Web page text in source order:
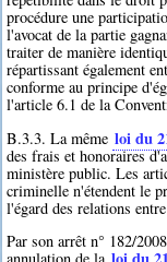
procédure une
l'avocat de la partie
traiter de manière
répartissant également
conforme au principe
l'article 6.1 de la
B.3.3. La même loi du
des frais et honoraires
ministère public. Les
criminelle n'étendent le
l'égard des relations
Par son arrêt n° 182/